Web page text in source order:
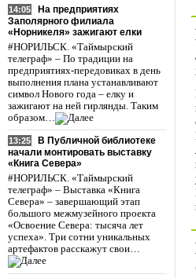
14:05
На предприятиях
Заполярного филиала
«Норникеля» зажигают елки
#НОРИЛЬСК. «Таймырский
телеграф» – По традиции на
предприятиях-передовиках в день
выполнения плана устанавливают
символ Нового года – елку и
зажигают на ней гирлянды. Таким
образом…
13:25
В Публичной библиотеке
начали монтировать выставку
«Книга Севера»
#НОРИЛЬСК. «Таймырский
телеграф» – Выставка «Книга
Севера» – завершающий этап
большого межмузейного проекта
«Освоение Севера: тысяча лет
успеха». Три сотни уникальных
артефактов расскажут свои…